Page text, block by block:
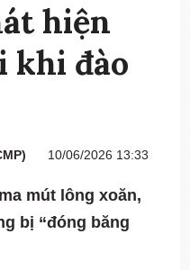
hiện
khi đào
10/06/2026 13:33
mút lông xoăn,
bị “đóng băng